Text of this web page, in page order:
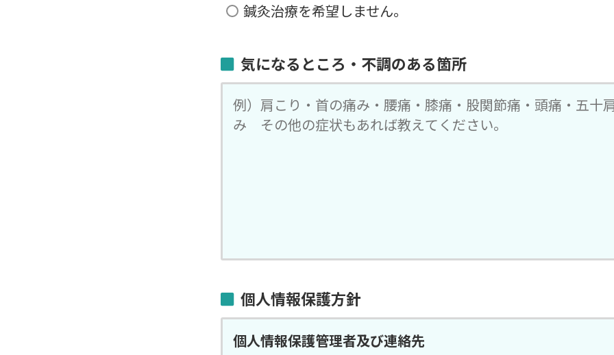
鍼灸治療を希望しません。
気になるところ・不調のある箇所
個人情報保護方針
個人情報保護管理者及び連絡先